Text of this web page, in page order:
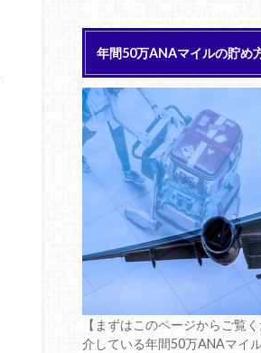
年間50万ANAマイルの貯め
【まずはこのページからご覧
介している年間50万ANAマイ